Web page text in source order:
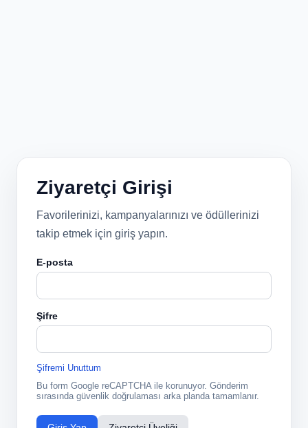
Ziyaretçi Girişi
Favorilerinizi, kampanyalarınızı ve ödüllerinizi
takip etmek için giriş yapın.
E-posta
Şifre
Şifremi Unuttum
Bu form Google reCAPTCHA ile korunuyor. Gönderim
sırasında güvenlik doğrulaması arka planda tamamlanır.